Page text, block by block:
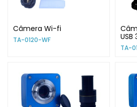
Câmera Wi-fi
TA-0120-WF
USB
TA-